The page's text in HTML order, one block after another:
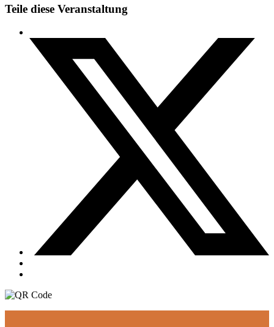
Teile diese Veranstaltung